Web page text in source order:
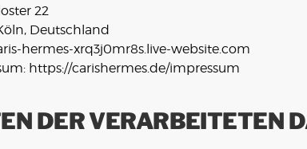
22
Deutschland
hermes-xrq3j0mr8s.live-website.com
https://carishermes.de/impressum
DER VERARBEITETEN